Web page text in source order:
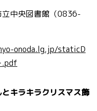
中央図書館（0836-
onoda.lg.jp/staticD
.pdf
キラキラクリスマス飾